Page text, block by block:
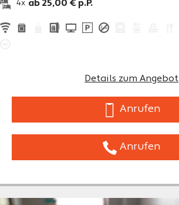
4x ab 25,00 € p.P.
Details zum Angebot
Anrufen
Anrufen